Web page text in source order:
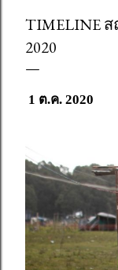
TIMELINE
2020
1 ต.ค. 2020